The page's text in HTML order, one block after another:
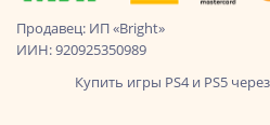
Продавец: ИП «Bright»
ИИН: 920925350989
Купить игры PS4 и PS5